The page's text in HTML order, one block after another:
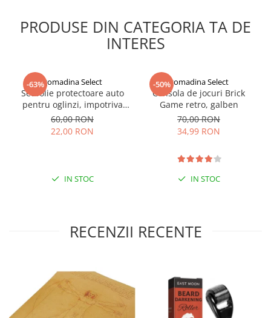
geantă sau utilizat ca portofel de sine stătător.
PRODUSE DIN CATEGORIA TA DE
INTERES
-63%gomadina Select
Set folie protectoare auto
pentru oglinzi, impotriva
apei si aburului, Film
Protect
60,00 RON
22,00 RON
IN STOC
-50%gomadina Select
Consola de jocuri Brick
Game retro, galben
70,00 RON
34,99 RON
IN STOC
RECENZII RECENTE